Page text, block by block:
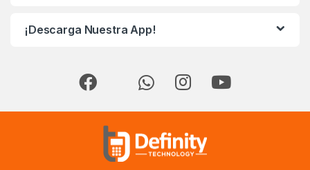
¡Descarga Nuestra App!